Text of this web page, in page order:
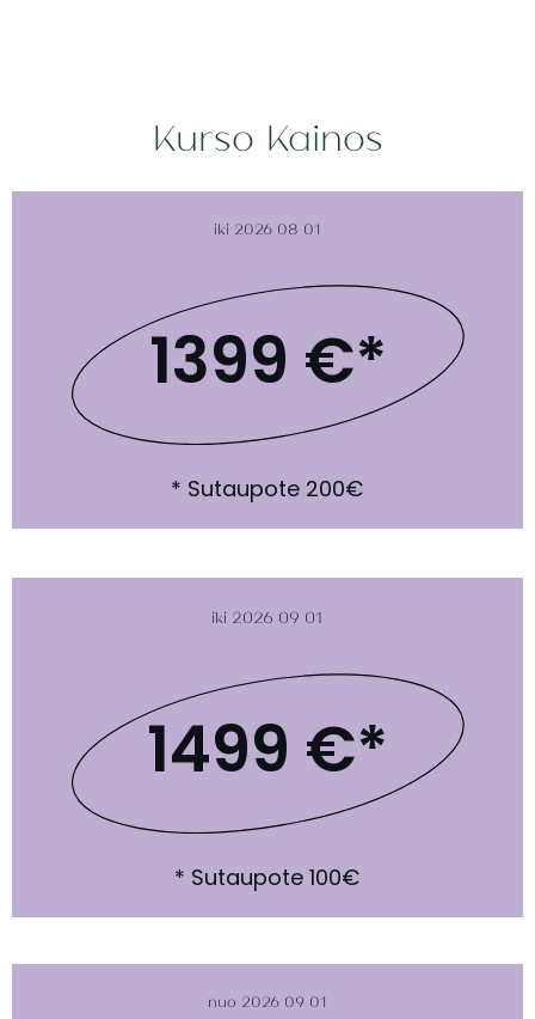
Kurso Kainos
iki 2026 08 01
1399 €*
* Sutaupote 200€
iki 2026 09 01
1499 €*
* Sutaupote 100€
nuo 2026 09 01